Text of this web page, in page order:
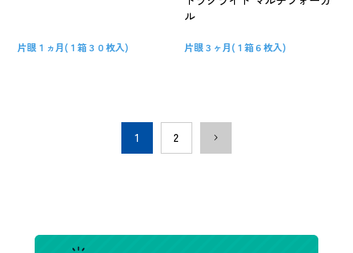
片眼１ヵ月(１箱３０枚入)
ル
片眼３ヶ月(１箱６枚入)
1 2